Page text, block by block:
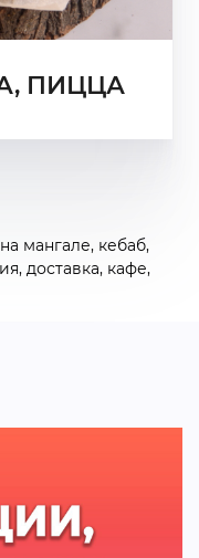
ПИЦЦА
мангале, кебаб,
, доставка, кафе,